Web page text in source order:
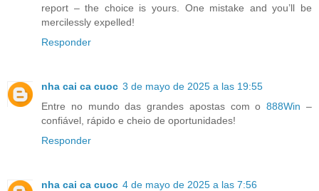
report – the choice is yours. One mistake and you’ll be
mercilessly expelled!
Responder
nha cai ca cuoc 3 de mayo de 2025 a las 19:55
Entre no mundo das grandes apostas com o888Win –
confiável, rápido e cheio de oportunidades!
Responder
nha cai ca cuoc 4 de mayo de 2025 a las 7:56